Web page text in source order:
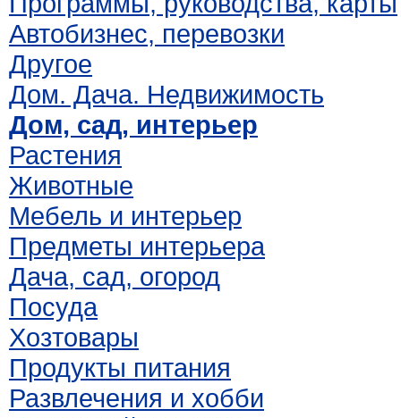
Автобизнес, перевозки
Другое
Дом. Дача. Недвижимость
Дом, сад, интерьер
Растения
Животные
Мебель и интерьер
Предметы интерьера
Дача, сад, огород
Посуда
Хозтовары
Продукты питания
Развлечения и хобби